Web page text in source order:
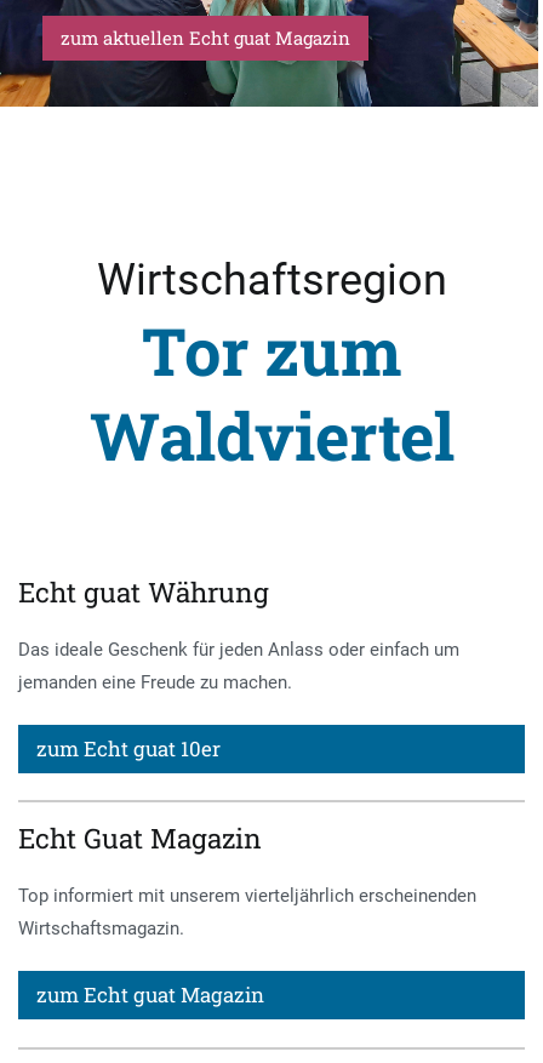
zum aktuellen Echt guat Magazin
Wirtschaftsregion
Tor zum
Waldviertel
Echt guat Währung
Das ideale Geschenk für jeden Anlass oder einfach um
jemanden eine Freude zu machen.
zum Echt guat 10er
Echt Guat Magazin
Top informiert mit unserem vierteljährlich erscheinenden
Wirtschaftsmagazin.
zum Echt guat Magazin